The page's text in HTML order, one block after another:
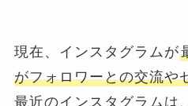
現在、インスタグラムが
がフォロワーとの交流や
最近のインスタグラムは